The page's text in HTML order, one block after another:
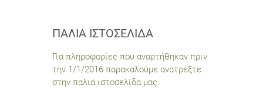
ΠΑΛΙΆ ΙΣΤΟΣΕΛΊΔΑ
Για πληροφορίες που αναρτήθηκαν πριν
την 1/1/2016 παρακαλούμε ανατρέξτε
στην παλιά ιστοσελίδα μας